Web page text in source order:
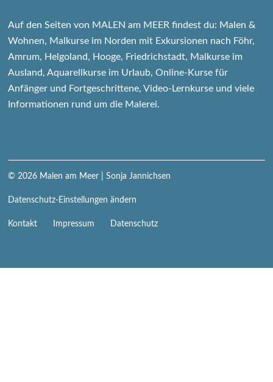
Auf den Seiten von MALEN am MEER findest du: Malen &
Wohnen, Malkurse im Norden mit Exkursionen nach Föhr,
Amrum, Helgoland, Hooge, Friedrichstadt, Malkurse im
Ausland, Aquarellkurse im Urlaub, Online-Kurse für
Anfänger und Fortgeschrittene, Video-Lernkurse und viele
Informationen rund um die Malerei.
© 2026 Malen am Meer | Sonja Jannichsen
Datenschutz-Einstellungen ändern
Navigation
Kontakt Impressum Datenschutz